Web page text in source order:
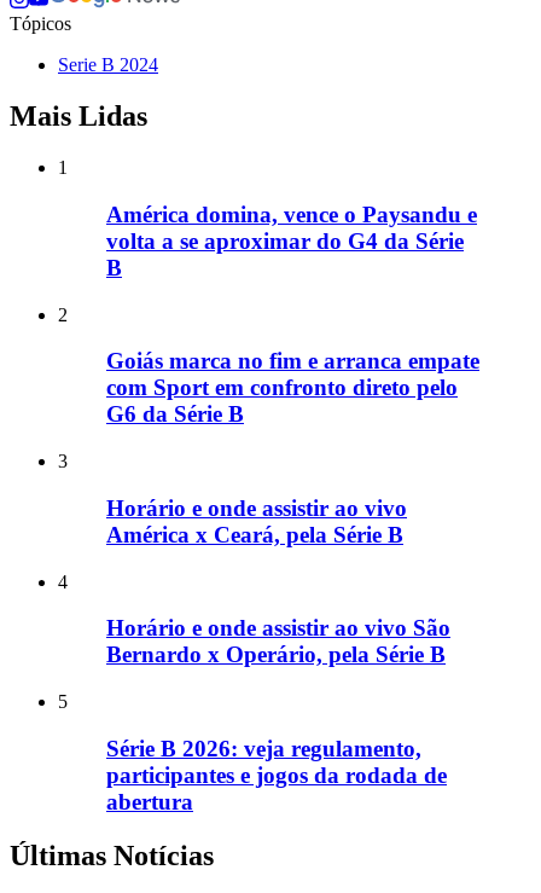
Tópicos
Serie B 2024
Mais Lidas
1
América domina, vence o Paysandu e
volta a se aproximar do G4 da Série
B
2
Goiás marca no fim e arranca empate
com Sport em confronto direto pelo
G6 da Série B
3
Horário e onde assistir ao vivo
América x Ceará, pela Série B
4
Horário e onde assistir ao vivo São
Bernardo x Operário, pela Série B
5
Série B 2026: veja regulamento,
participantes e jogos da rodada de
abertura
Últimas Notícias